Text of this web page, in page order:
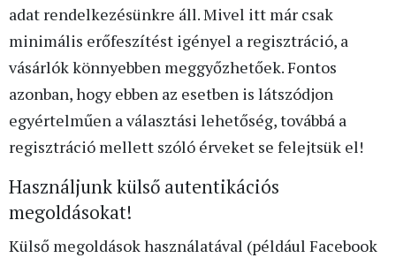
adat rendelkezésünkre áll. Mivel itt már csak
minimális erőfeszítést igényel a regisztráció, a
vásárlók könnyebben meggyőzhetőek. Fontos
azonban, hogy ebben az esetben is látszódjon
egyértelműen a választási lehetőség, továbbá a
regisztráció mellett szóló érveket se felejtsük el!
Használjunk külső autentikációs
megoldásokat!
Külső megoldások használatával (például Facebook